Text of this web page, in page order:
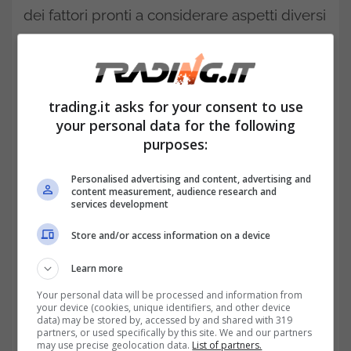
dei fattori pronti a considerare aspetti diversi
determinare come detto importi diversi.
Pensione di reversibilità: quali
sono i requisiti per ottenere 500
euro in più ogni mese
trading.it asks for your consent to use
your personal data for the following
purposes:
Personalised advertising and content, advertising and
content measurement, audience research and
services development
Store and/or access information on a device
Learn more
Your personal data will be processed and information from
your device (cookies, unique identifiers, and other device
data) may be stored by, accessed by and shared with 319
partners, or used specifically by this site. We and our partners
may use precise geolocation data. List of partners.